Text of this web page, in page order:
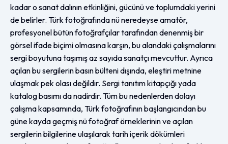
kadar o sanat dalının etkinliğini, gücünü ve toplumdaki yerini
de belirler. Türk fotoğrafında nü neredeyse amatör,
profesyonel bütün fotoğrafçılar tarafından denenmiş bir
görsel ifade biçimi olmasına karşın, bu alandaki çalışmalarını
sergi boyutuna taşımış az sayıda sanatçı mevcuttur. Ayrıca
açılan bu sergilerin basın bülteni dışında, eleştiri metnine
ulaşmak pek olası değildir. Sergi tanıtım kitapçığı yada
katalog basımı da nadirdir. Tüm bu nedenlerden dolayı
çalışma kapsamında, Türk fotoğrafının başlangıcından bu
güne kayda geçmiş nü fotoğraf örneklerinin ve açılan
sergilerin bilgilerine ulaşılarak tarih içerik dökümleri